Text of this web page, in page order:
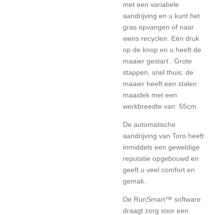
met een variabele
aandrijving en u kunt het
gras opvangen of naar
wens recyclen. Eén druk
op de knop en u heeft de
maaier gestart . Grote
stappen, snel thuis: de
maaier heeft een stalen
maaidek met een
werkbreedte van 55cm.
De automatische
aandrijving van Toro heeft
inmiddels een geweldige
reputatie opgebouwd en
geeft u veel comfort en
gemak.
De RunSmart™ software
draagt zorg voor een